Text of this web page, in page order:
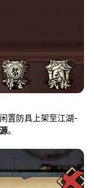
置防具上架至江湖-
。